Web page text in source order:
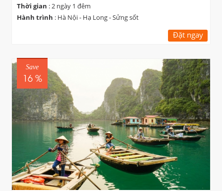
Thời gian : 2 ngày 1 đêm
Hành trình : Hà Nội - Hạ Long - Sửng sốt
Đặt ngay
Save
16 %